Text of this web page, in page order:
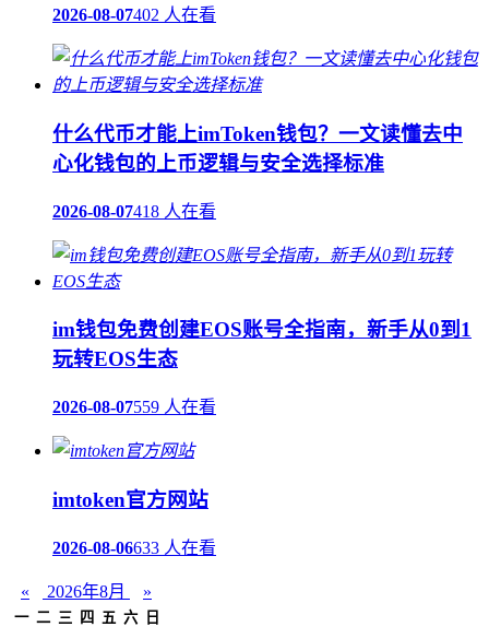
2026-08-07402 人在看
什么代币才能上imToken钱包？一文读懂去中
心化钱包的上币逻辑与安全选择标准
2026-08-07418 人在看
im钱包免费创建EOS账号全指南，新手从0到1
玩转EOS生态
2026-08-07559 人在看
imtoken官方网站
2026-08-06633 人在看
« 2026年8月 »
一 二 三 四 五 六 日